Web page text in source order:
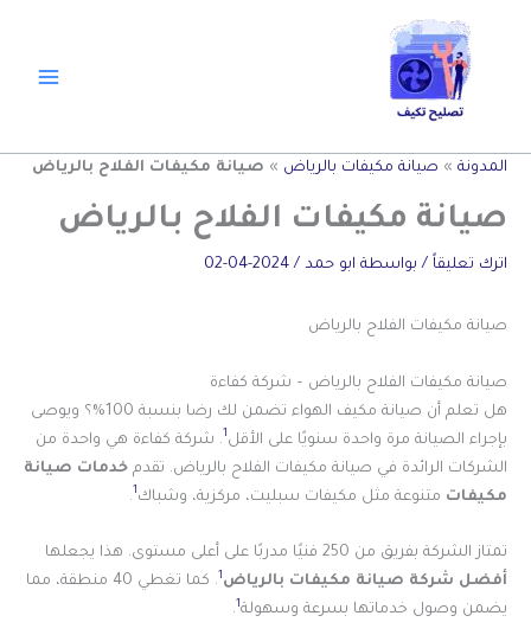
المدونة » صيانة مكيفات بالرياض » صيانة مكيفات الفلاح بالرياض
صيانة مكيفات الفلاح بالرياض
اترك تعليقاً / بواسطة ابو حمد /
2024-04-02
صيانة مكيفات الفلاح بالرياض
صيانة مكيفات الفلاح بالرياض – شركة كفاءة
هل تعلم أن صيانة مكيف الهواء تضمن لك رضا بنسبة 100%؟ ويوصى
بإجراء الصيانة مرة واحدة سنويًا على الأقل1. شركة كفاءة هي واحدة من
الشركات الرائدة في صيانة مكيفات الفلاح بالرياض. تقدم خدمات صيانة
مكيفات متنوعة مثل مكيفات سبليت، مركزية، وشباك1
.
تمتاز الشركة بفريق من 250 فنيًا مدربًا على أعلى مستوى. هذا يجعلها
أفضل شركة صيانة مكيفات بالرياض1
. كما تغطي 40 منطقة، مما
يضمن وصول خدماتها بسرعة وسهولة1
.